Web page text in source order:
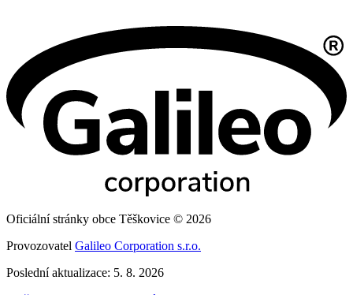
Oficiální stránky obce Těškovice © 2026
Provozovatel Galileo Corporation s.r.o.
Poslední aktualizace: 5. 8. 2026